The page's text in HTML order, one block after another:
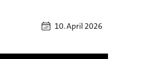
10. April 2026